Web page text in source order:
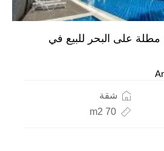
شقة مفروشة 1+1 مطلة على البحر للبيع في
شقة
70 m2